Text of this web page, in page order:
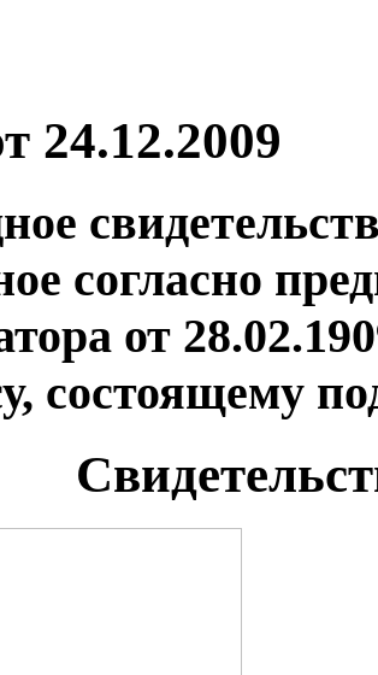
24.12.2009
согласно
от
состоящему